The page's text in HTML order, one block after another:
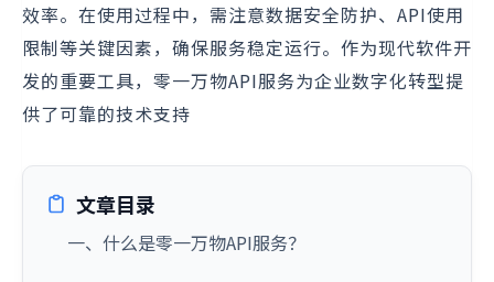
效率。在使用过程中，需注意数据安全防护、API使用
限制等关键因素，确保服务稳定运行。作为现代软件开
发的重要工具，零一万物API服务为企业数字化转型提
供了可靠的技术支持
文章目录
一、什么是零一万物API服务？